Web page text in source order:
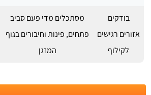
בודקים
אזורים רגישים
לקילוף
מסתכלים מדי פעם סביב
פתחים, פינות וחיבורים בגוף
המזגן